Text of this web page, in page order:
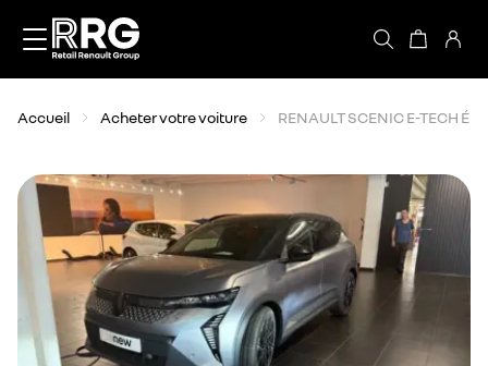
Accueil Acheter votre voiture RENAULT SCENIC E-TECH